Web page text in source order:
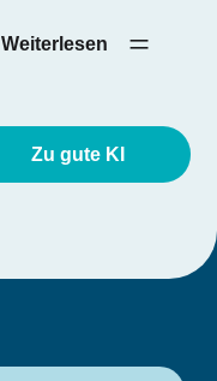
Weiterlesen‎ ‎ ‎ ‎ ‎
Zu gute KI